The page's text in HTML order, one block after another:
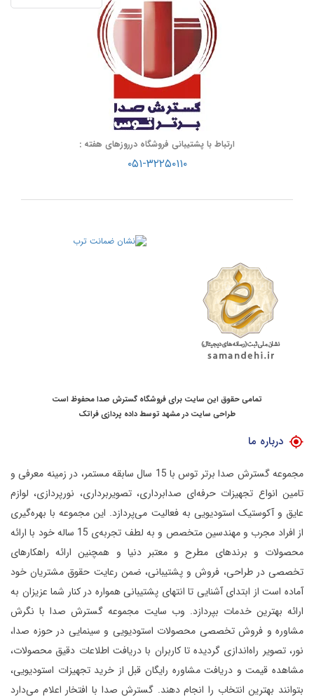
ارتباط با پشتیبانی فروشگاه درروزهای هفته :
۰۵۱-۳۲۲۵۰۱۱۰
تمامی حقوق این سایت برای فروشگاه گسترش صدا محفوظ است
طراحی سایت در مشهد توسطداده پردازی فراتک
درباره ما
مجموعه گسترش صدا برتر توس با 15 سال سابقه مستمر، در زمینه معرفی و
تامین انواع تجهیزات حرفه‌ای صدابرداری، تصویربرداری، نورپردازی، لوازم
عایق و آکوستیک استودیویی به فعالیت می‌پردازد. این مجموعه با بهره‌گیری
از افراد مجرب و مهندسین متخصص و به لطف تجربه‌ی 15 ساله خود با ارائه
محصولات و برندهای مطرح و معتبر دنیا و همچنین ارائه راهکارهای
تخصصی در طراحی، فروش و پشتیبانی، ضمن رعایت حقوق مشتریان خود
آماده است از ابتدای آشنایی تا انتهای پشتیبانی همواره در کنار شما عزیزان به
ارائه بهترین خدمات بپردازد. وب سایت مجموعه گسترش صدا با نگرش
مشاوره و فروش تخصصی محصولات استودیویی و سینمایی در حوزه صدا،
نور، تصویر راه‌اندازی گردیده تا کاربران با دریافت اطلاعات دقیق محصولات،
مشاهده قیمت و دریافت مشاوره رایگان قبل از خرید تجهیزات استودیویی،
بتوانند بهترین انتخاب را انجام دهند. گسترش صدا با افتخار اعلام می‌دارد